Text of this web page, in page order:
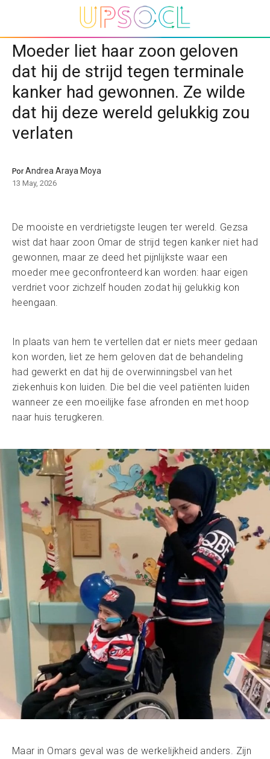
Moeder liet haar zoon geloven
dat hij de strijd tegen terminale
kanker had gewonnen. Ze wilde
dat hij deze wereld gelukkig zou
verlaten
PorAndrea Araya Moya
13 May, 2026
De mooiste en verdrietigste leugen ter wereld. Gezsa
wist dat haar zoon Omar de strijd tegen kanker niet had
gewonnen, maar ze deed het pijnlijkste waar een
moeder mee geconfronteerd kan worden: haar eigen
verdriet voor zichzelf houden zodat hij gelukkig kon
heengaan.
In plaats van hem te vertellen dat er niets meer gedaan
kon worden, liet ze hem geloven dat de behandeling
had gewerkt en dat hij de overwinningsbel van het
ziekenhuis kon luiden. Die bel die veel patiënten luiden
wanneer ze een moeilijke fase afronden en met hoop
naar huis terugkeren.
Maar in Omars geval was de werkelijkheid anders. Zijn